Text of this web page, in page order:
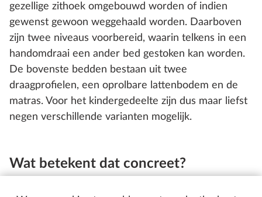
gezellige zithoek omgebouwd worden of indien
gewenst gewoon weggehaald worden. Daarboven
zijn twee niveaus voorbereid, waarin telkens in een
handomdraai een ander bed gestoken kan worden.
De bovenste bedden bestaan uit twee
draagprofielen, een oprolbare lattenbodem en de
matras. Voor het kindergedeelte zijn dus maar liefst
negen verschillende varianten mogelijk.
Wat betekent dat concreet?